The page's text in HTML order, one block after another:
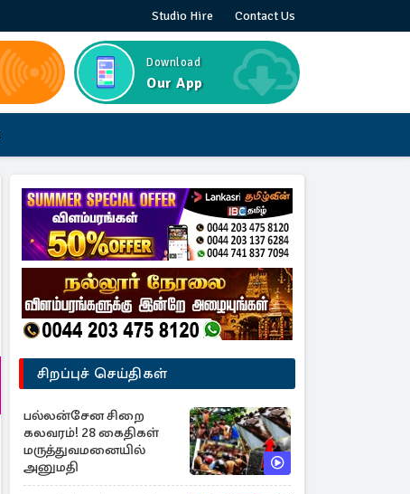
Studio Hire Contact Us
Download
Our App
சிறப்புச் செய்திகள்
பல்லன்சேன சிறை
கலவரம்! 28 கைதிகள்
மருத்துவமனையில்
அனுமதி